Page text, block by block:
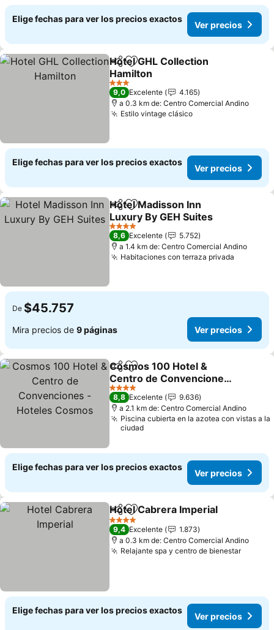
Elige fechas para ver los precios exactos
Ver precios
CompartirAgregar a favoritos
Hotel GHL Collection
Hamilton
Ver precios
3 Estrellas
9,0 Excelente
4.165
a 0.3 km de: Centro Comercial Andino
Estilo vintage clásicoVer precios
Elige fechas para ver los precios exactos
Ver precios
CompartirAgregar a favoritos
Hotel Madisson Inn
Luxury By GEH Suites
Ver precios
4 Estrellas
8,6 Excelente
5.752
a 1.4 km de: Centro Comercial Andino
Habitaciones con terraza privada
De $45.757
Mira precios de 9 páginas Ver precios
CompartirAgregar a favoritos
Cosmos 100 Hotel &
Centro de Convenciones
- Hoteles Cosmos
Ver precios
4 Estrellas
8,8 Excelente
9.636
a 2.1 km de: Centro Comercial Andino
Piscina cubierta en la azotea con vistas a la
ciudad
Elige fechas para ver los precios exactos
Ver precios
CompartirAgregar a favoritos
Hotel Cabrera Imperial
4 Estrellas
9,4 Excelente
1.873
a 0.3 km de: Centro Comercial Andino
Relajante spa y centro de bienestarVer
Elige fechas para ver los precios exactos
Ver precios